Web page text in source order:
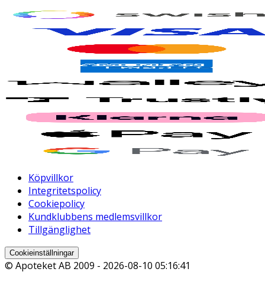
Köpvillkor
Integritetspolicy
Cookiepolicy
Kundklubbens medlemsvillkor
Tillgänglighet
Cookieinställningar
© Apoteket AB 2009 - 2026-08-10 05:16:41